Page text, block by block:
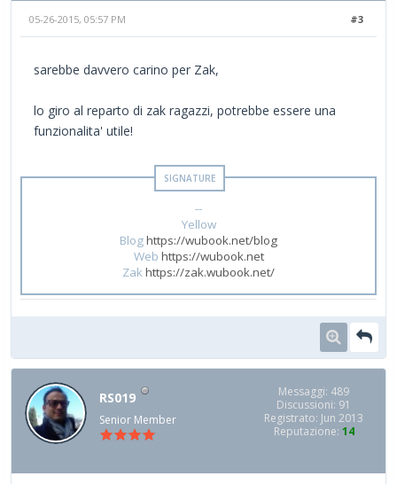
#3
05-26-2015, 05:57 PM
sarebbe davvero carino per Zak,
lo giro al reparto di zak ragazzi, potrebbe essere una
funzionalita' utile!
--
Yellow
Bloghttps://wubook.net/blog
Web https://wubook.net
Zakhttps://zak.wubook.net/
RS019
Senior Member
Messaggi: 489
Discussioni: 91
Registrato: Jun 2013
Reputazione: 14